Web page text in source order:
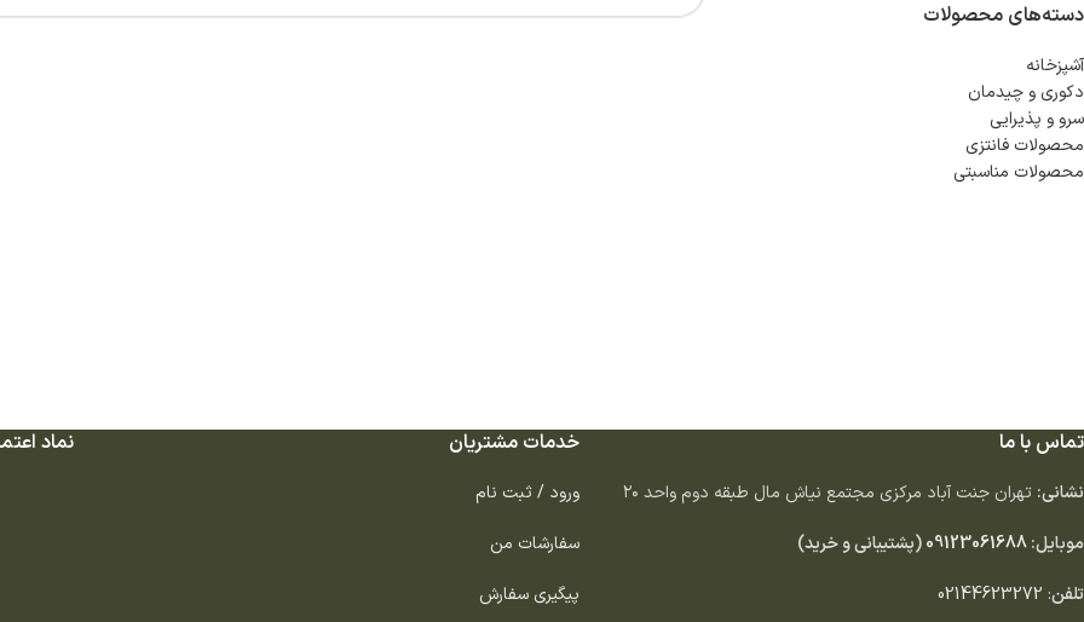
دسته‌های محصولات
آشپزخانه
دكورى و چيدمان
سرو و پذيرايى
محصولات فانتزی
محصولات مناسبتی
تماس با ما
نشانی: تهران جنت آباد مركزى مجتمع نياش مال طبقه دوم واحد ٢٠
موبایل:09123061688(پشتیبانی و خرید)
تلفن:
02144623272
خدمات مشتریان
ورود / ثبت نام
سفارشات من
پیگیری سفارش
نماد